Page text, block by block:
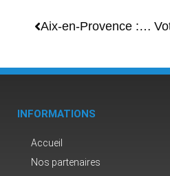
Aix-en-Provence : réinventez votre chez-vous sans partir, secrets pour bien choisir entre déménager ou agrandir
INFORMATIONS
Accueil
Nos partenaires